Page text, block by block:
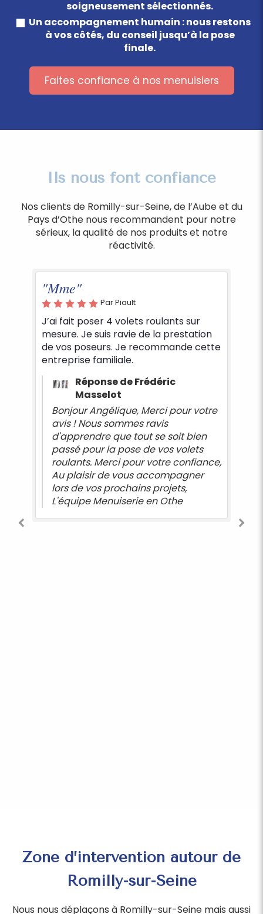
soigneusement sélectionnés.
Un accompagnement humain : nous restons
à vos côtés, du conseil jusqu’à la pose
finale.
Faites confiance à nos menuisiers
Ils nous font confiance
Nos clients de Romilly-sur-Seine, de l’Aube et du
Pays d’Othe nous recommandent pour notre
sérieux, la qualité de nos produits et notre
réactivité.
4 volets roulants sur
ravie de la prestation
Je recommande cette
de Frédéric
Merci pour votre
sommes ravis
que tout se soit bien
la pose de vos volets
pour votre confiance,
vous accompagner
projets,
en Othe
Grande compétence
sympathique qui est
tabliers de volets -
remplacement.
Zone d’intervention autour de
Romilly-sur-Seine
Nous nous déplaçons à Romilly-sur-Seine mais aussi